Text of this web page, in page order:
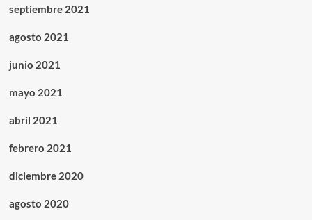
septiembre 2021
agosto 2021
junio 2021
mayo 2021
abril 2021
febrero 2021
diciembre 2020
agosto 2020